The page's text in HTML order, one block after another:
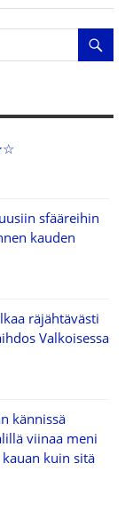
sfääreihin
kauden
räjähtävästi
Valkoisessa
kännissä
viinaa meni
kuin sitä